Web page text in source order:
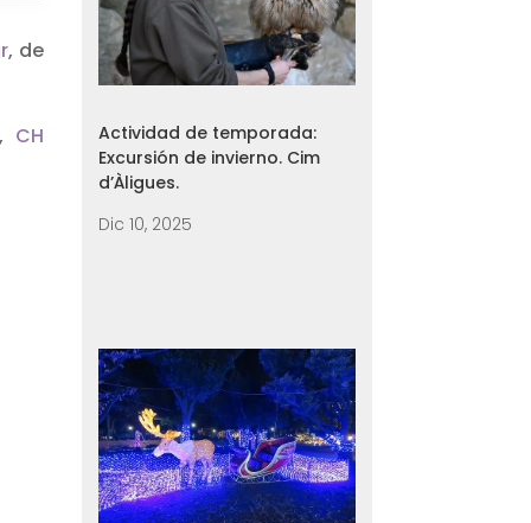
, de
, CH
Actividad de temporada:
Excursión de invierno. Cim
d’Àligues.
Dic 10, 2025